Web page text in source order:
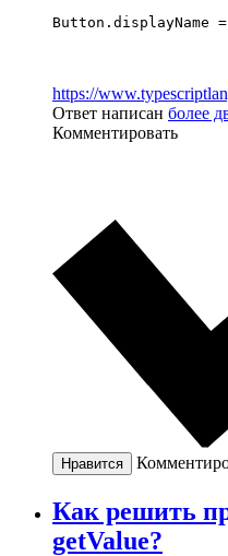
Button.displayName
https://
Ответ написан более
Комментировать
Нравится
Как решить
getValue?